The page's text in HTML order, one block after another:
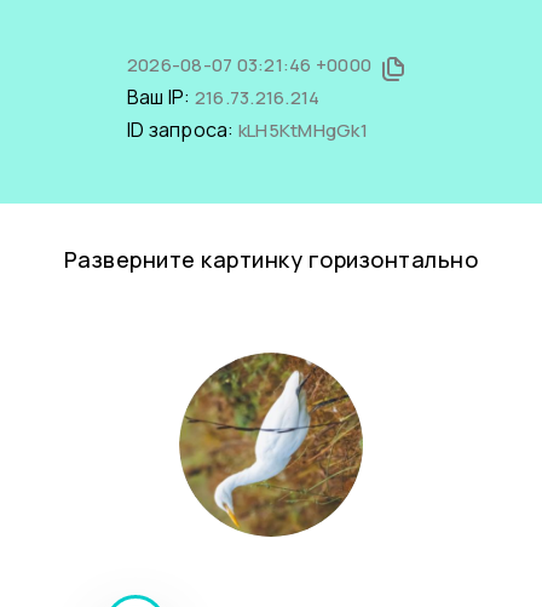
2026-08-07 03:21:46 +0000
Ваш IP: 216.73.216.214
ID запроса: kLH5KtMHgGk1
Разверните картинку горизонтально